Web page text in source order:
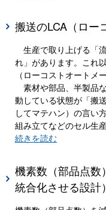
搬送のLCA（ロー
生産で取り上げる「
れ」があります。これ
（ローコストオート
素材や部品、半製品
動している状態が「搬
してマテハン）の言
組み立てなどのセル生
続きを読む
機素数（部品点数
統合化させる設計）